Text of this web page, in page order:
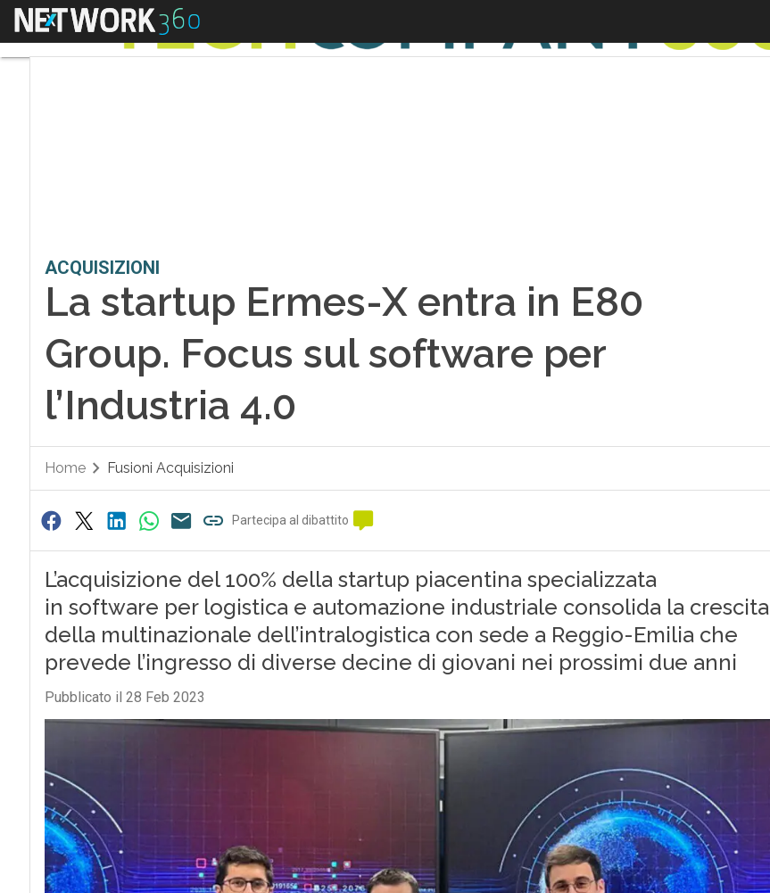
Menu
ACQUISIZIONI
La startup Ermes-X entra in E80
Group. Focus sul software per
l’Industria 4.0
Home Fusioni Acquisizioni
Partecipa al dibattito
L’acquisizione del 100% della startup piacentina specializzata
in software per logistica e automazione industriale consolida la crescita
della multinazionale dell’intralogistica con sede a Reggio-Emilia che
prevede l’ingresso di diverse decine di giovani nei prossimi due anni
Pubblicato il 28 Feb 2023